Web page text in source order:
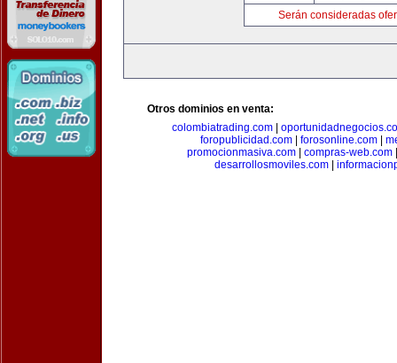
Serán consideradas
Otros dominios en venta:
colombiatrading.com|
foropublicidad.com
forosonline.com
promocionmasiva.com| compras-web.com
desarrollosmoviles.com|